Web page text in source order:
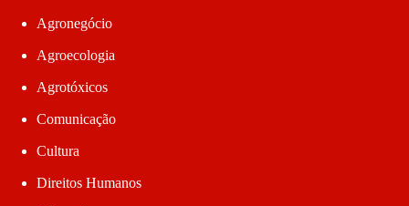
Agronegócio
Agroecologia
Agrotóxicos
Comunicação
Cultura
Direitos Humanos